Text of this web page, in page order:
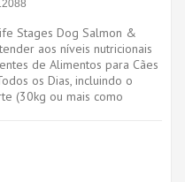
Stages Dog Salmon &
aos níveis nutricionais
de Alimentos para Cães
os Dias, incluindo o
(30kg ou mais como